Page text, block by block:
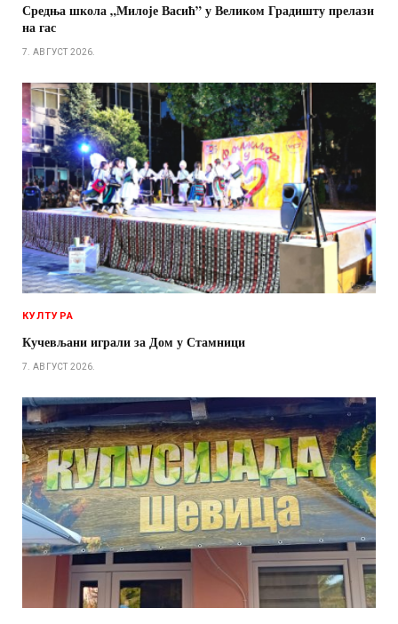
Средња школа „Милоје Васић” у Великом Градишту прелази
на гас
7. АВГУСТ 2026.
КУЛТУРА
Кучевљани играли за Дом у Стамници
7. АВГУСТ 2026.